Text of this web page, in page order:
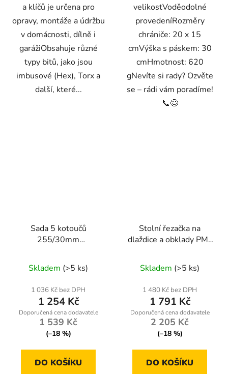
a klíčů je určena pro
opravy, montáže a údržbu
v domácnosti, dílně i
garážiObsahuje různé
typy bitů, jako jsou
imbusové (Hex), Torx a
další, které...
velikostVoděodolné
provedeníRozměry
chrániče: 20 x 15
cmVýška s páskem: 30
cmHmotnost: 620
gNevíte si rady? Ozvěte
se – rádi vám poradíme!
📞😊
Sada 5 kotoučů
255/30mm
Skladem (>5 ks)
1 036 Kč bez DPH
1 254 Kč
1 539 Kč
(–18 %)
DO KOŠÍKU
Stolní řezačka na
dlaždice a obklady PM-
Skladem (>5 ks)
1 480 Kč bez DPH
1 791 Kč
2 205 Kč
(–18 %)
DO KOŠÍKU